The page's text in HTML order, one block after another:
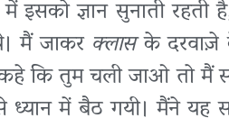
इसको ज्ञान सुनाती रहती
मैं जाकर क्लासके दरवाज़े
कि तुम चली जाओ तो मैं